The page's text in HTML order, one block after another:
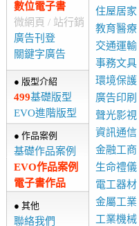
數位電子書
微網頁 / 站行銷
廣告刊登
關鍵字廣告
住屋居家
教育醫療
交通運輸
事務文具
環境保護
廣告印刷
聲光影視
資訊通信
金融工商
生命禮儀
電工器材
金屬工業
工業機械
● 版型介紹
499基礎版型
EVO進階版型
● 作品案例
基礎作品案例
EVO作品案例
電子書作品
● 其他
聯絡我們